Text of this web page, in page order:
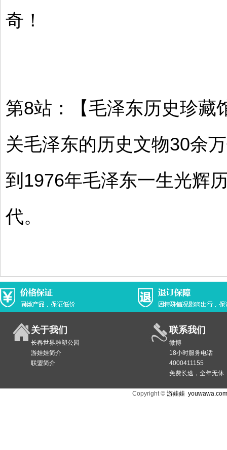
奇！
第8站：【毛泽东历史珍藏
关毛泽东的历史文物30余
到1976年毛泽东一生光辉
代。
关于我们
长春世界雕塑公园
游娃娃简介
联盟简介
联系我们
微博
18小时服务电话
4000411155
免费长途，全年无休
Copyright © 游娃娃 youwawa.com